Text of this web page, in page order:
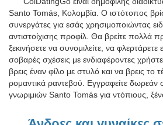
Santo Tomás, Κολομβία. Ο ιστότοπος
συνεργάτες για εσάς χρησιμοποιώντας
αντιστοίχισης προφίλ. Θα βρείτε πολλά
ξεκινήσετε να συνομιλείτε, να φλερτάρετε
σοβαρές σχέσεις με ενδιαφέροντες
βρεις έναν φίλο με στυλό και να βρεις το
ρομαντικά ραντεβού. Εγγραφείτε δωρεάν
γνωριμιών Santo Tomás για ντόπιους,